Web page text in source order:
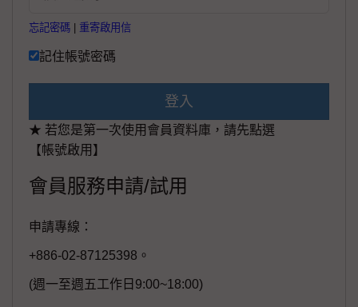
忘記密碼 重寄啟用信
記住帳號密碼
登入
★ 若您是第一次使用會員資料庫，請先點選
【帳號啟用】
會員服務申請/試用
申請專線：
+886-02-87125398。
(週一至週五工作日9:00~18:00)